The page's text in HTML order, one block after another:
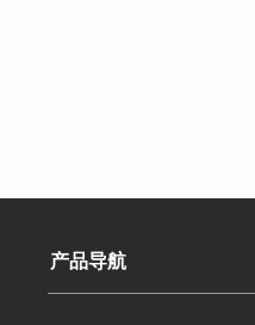
产品导航